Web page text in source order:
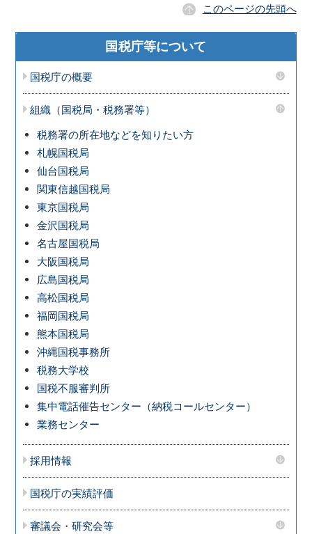
このページの先頭へ
国税庁等について
国税庁の概要
組織（国税局・税務署等）
税務署の所在地などを知りたい方
札幌国税局
仙台国税局
関東信越国税局
東京国税局
金沢国税局
名古屋国税局
大阪国税局
広島国税局
高松国税局
福岡国税局
熊本国税局
沖縄国税事務所
税務大学校
国税不服審判所
集中電話催告センター（納税コールセンター）
業務センター
採用情報
国税庁の実績評価
審議会・研究会等